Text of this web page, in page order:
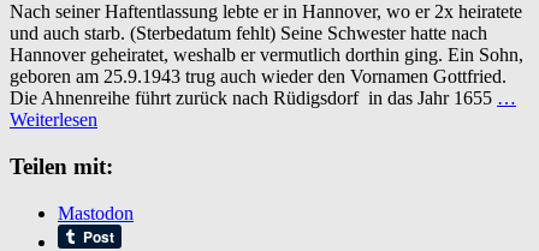
im
Prozess
Gottfried
Liesegang:
Tötung
Nach seiner Haftentlassung lebte er in Hannover, wo er 2x heiratete
und auch starb. (Sterbedatum fehlt) Seine Schwester hatte nach
Hannover geheiratet, weshalb er vermutlich dorthin ging. Ein Sohn,
geboren am 25.9.1943 trug auch wieder den Vornamen Gottfried.
Die Ahnenreihe führt zurück nach Rüdigsdorf in das Jahr 1655 …
Weiterlesen
Teilen mit:
Mastodon